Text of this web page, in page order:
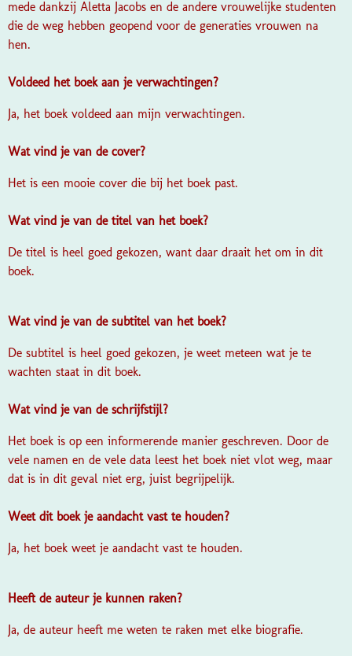
mede dankzij Aletta Jacobs en de andere vrouwelijke studenten
die de weg hebben geopend voor de generaties vrouwen na
hen.
Voldeed het boek aan je verwachtingen?
Ja, het boek voldeed aan mijn verwachtingen.
Wat vind je van de cover?
Het is een mooie cover die bij het boek past.
Wat vind je van de titel van het boek?
De titel is heel goed gekozen, want daar draait het om in dit
boek.
Wat vind je van de subtitel van het boek?
De subtitel is heel goed gekozen, je weet meteen wat je te
wachten staat in dit boek.
Wat vind je van de schrijfstijl?
Het boek is op een informerende manier geschreven. Door de
vele namen en de vele data leest het boek niet vlot weg, maar
dat is in dit geval niet erg, juist begrijpelijk.
Weet dit boek je aandacht vast te houden?
Ja, het boek weet je aandacht vast te houden.
Heeft de auteur je kunnen raken?
Ja, de auteur heeft me weten te raken met elke biografie.